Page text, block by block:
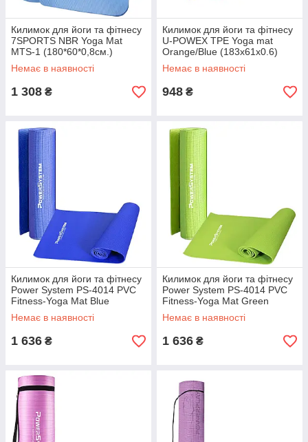
Килимок для йоги та фітнесу
7SPORTS NBR Yoga Mat
MTS-1 (180*60*0,8см.)
Блакитний
Немає в наявності
1 308 ₴
Килимок для йоги та фітнесу
U-POWEX TPE Yoga mat
Orange/Blue (183х61х0.6)
Немає в наявності
948 ₴
Килимок для йоги та фітнесу
Power System PS-4014 PVC
Fitness-Yoga Mat Blue
(173x61x0.6)
Немає в наявності
1 636 ₴
Килимок для йоги та фітнесу
Power System PS-4014 PVC
Fitness-Yoga Mat Green
(173x61x0.6)
Немає в наявності
1 636 ₴